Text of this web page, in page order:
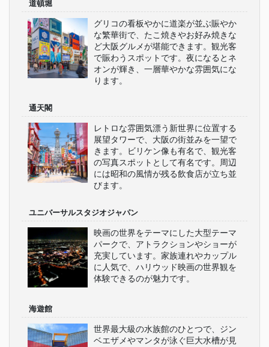
道頓堀
グリコの看板やかに道楽が並ぶ賑やか
な繁華街で、たこ焼きやお好み焼きな
ど大阪グルメが堪能できます。観光客
で賑わうスポットです。夜になるとネ
オンが輝き、一層華やかな雰囲気にな
ります。
通天閣
レトロな雰囲気漂う新世界に位置する
展望タワーで、大阪の街並みを一望で
きます。ビリケン像も有名で、観光客
の写真スポットとして有名です。周辺
には昭和の風情が残る飲食店が立ち並
びます。
ユニバーサルスタジオジャパン
映画の世界をテーマにした大型テーマ
パークで、アトラクションやショーが
充実しています。家族連れやカップル
に人気で、ハリウッド映画の世界観を
体験できるのが魅力です。
海遊館
世界最大級の水族館のひとつで、ジン
ベエザメやマンタが泳ぐ巨大水槽が見